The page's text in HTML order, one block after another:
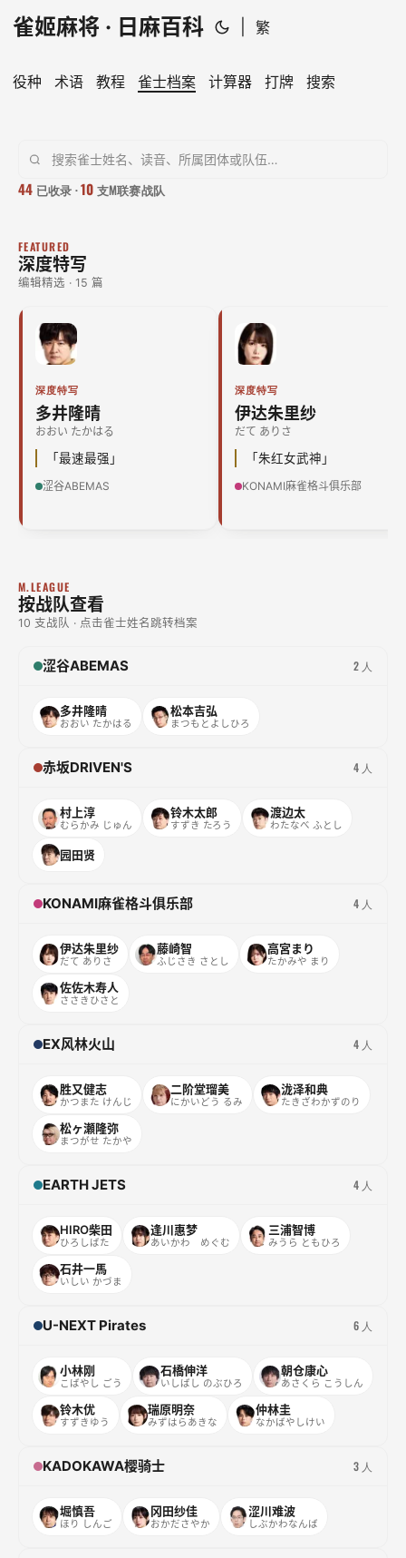
雀姬麻将 · 日麻百科 繁
役种 术语 教程 雀士档案 计算器 打牌 搜索
44 已收录 ·10 支M联赛战队
FEATURED
深度特写
编辑精选 · 15 篇
深度特写
多井隆晴
おおい たかはる
「最速最强」
涩谷ABEMAS
深度特写
伊达朱里纱
だて ありさ
「朱红女武神」
KONAMI麻雀格斗俱乐部
M.LEAGUE
按战队查看
10 支战队 · 点击雀士姓名跳转档案
涩谷ABEMAS 2 人
多井隆晴
おおい たかはる
松本吉弘
まつもとよしひろ
赤坂DRIVEN'S 4 人
村上淳
むらかみ じゅん
铃木太郎
すずき たろう
渡边太
わたなべ ふとし
园田贤
KONAMI麻雀格斗俱乐部 4 人
伊达朱里纱
だて ありさ
藤崎智
ふじさき さとし
高宮まり
たかみや まり
佐佐木寿人
ささきひさと
EX风林火山 4 人
胜又健志
かつまた けんじ
二阶堂瑠美
にかいどう るみ
泷泽和典
たきざわかずのり
松ヶ瀬隆弥
まつがせ たかや
EARTH JETS 4 人
HIRO柴田
ひろしばた
逢川惠梦
あいかわ めぐむ
三浦智博
みうら ともひろ
石井一馬
いしい かづま
U-NEXT Pirates 6 人
小林刚
こばやし ごう
石橋伸洋
いしばし のぶひろ
朝仓康心
あさくら こうしん
铃木优
すずきゆう
瑞原明奈
みずはらあきな
仲林圭
なかばやしけい
KADOKAWA樱骑士 3 人
堀慎吾
ほり しんご
冈田纱佳
おかださやか
涩川难波
しぶかわなんば